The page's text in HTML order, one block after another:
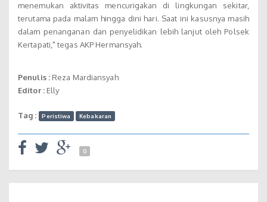
menemukan aktivitas mencurigakan di lingkungan sekitar,
terutama pada malam hingga dini hari. Saat ini kasusnya masih
dalam penanganan dan penyelidikan lebih lanjut oleh Polsek
Kertapati," tegas AKP Hermansyah.
Penulis :Reza Mardiansyah
Editor :Elly
Tag : Peristiwa Kebakaran
0